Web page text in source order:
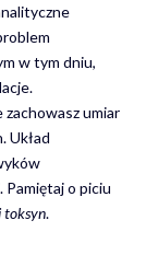
w tym dniu,
umiar
Układ
o piciu
toksyn.